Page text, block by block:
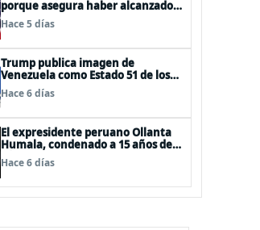
porque asegura haber alcanzado
«las bases de un acuerdo»
Hace 5 días
Trump publica imagen de
Venezuela como Estado 51 de los
EEUU
Hace 6 días
El expresidente peruano Ollanta
Humala, condenado a 15 años de
cárcel, sale libre al anularse su
caso
Hace 6 días